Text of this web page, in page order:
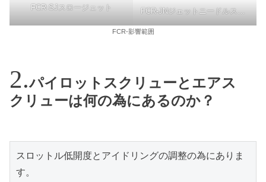
FCR-SJスロージェット FCR-JNジェットニードルストレート径
FCR-影響範囲
パイロットスクリューとエアス
クリューは何の為にあるのか？
スロットル低開度とアイドリングの調整の為にありま
す。